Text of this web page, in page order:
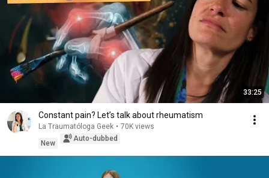
33:25
Constant pain? Let’s talk about rheumatism
La Traumatóloga Geek • 70K views
New
Auto-dubbed